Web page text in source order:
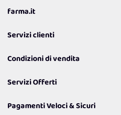
farma.it
Coupon
Lavora con noi
Politiche per la parità di genere
Servizi clienti
Richiamami
Resi
Condizioni di vendita
Spedizioni
Cookie Policy
Servizi Offerti
Pagamenti Veloci & Sicuri